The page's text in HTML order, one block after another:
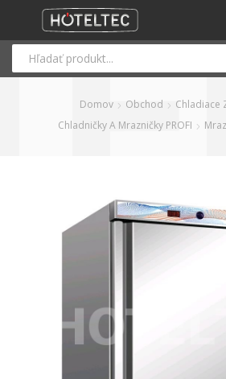
Domov Obchod
Chladiace
Chladničky A Mrazničky PROFI